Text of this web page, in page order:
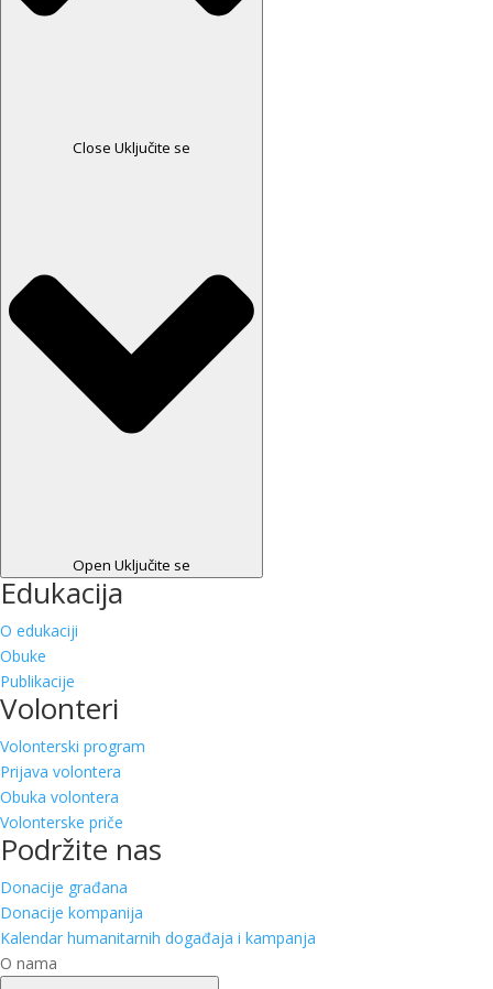
Close Uključite se
Open Uključite se
Edukacija
O edukaciji
Obuke
Publikacije
Volonteri
Volonterski program
Prijava volontera
Obuka volontera
Volonterske priče
Podržite nas
Donacije građana
Donacije kompanija
Kalendar humanitarnih događaja i kampanja
O nama